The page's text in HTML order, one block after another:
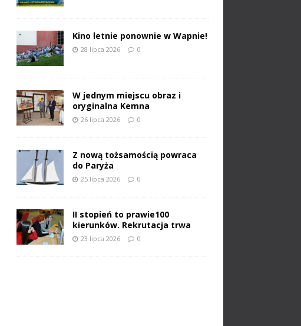
Kino letnie ponownie w Wapnie!
28 lipca 2026 0
W jednym miejscu obraz i
oryginalna Kemna
26 lipca 2026 0
Z nową tożsamością powraca
do Paryża
25 lipca 2026 0
II stopień to prawie100
kierunków. Rekrutacja trwa
23 lipca 2026 0